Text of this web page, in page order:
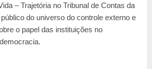
– Trajetória no Tribunal de Contas da
do universo do controle externo e
o papel das instituições no